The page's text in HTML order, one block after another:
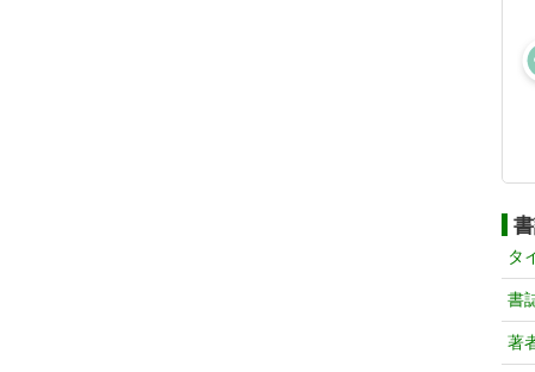
タ
書
著